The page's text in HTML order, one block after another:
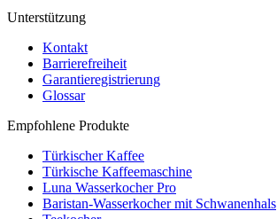
Unterstützung
Kontakt
Barrierefreiheit
Garantieregistrierung
Glossar
Empfohlene Produkte
Türkischer Kaffee
Türkische Kaffeemaschine
Luna Wasserkocher Pro
Baristan-Wasserkocher mit Schwanenhals